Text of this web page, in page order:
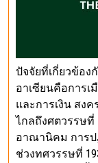
ปัจจัยที่เกี่ยวข้อง
อาเซียนคือการเ
และการเงิน สง
ไกลถึงศตวรรษที่
อาณานิคม การ
ช่วงทศวรรษที่